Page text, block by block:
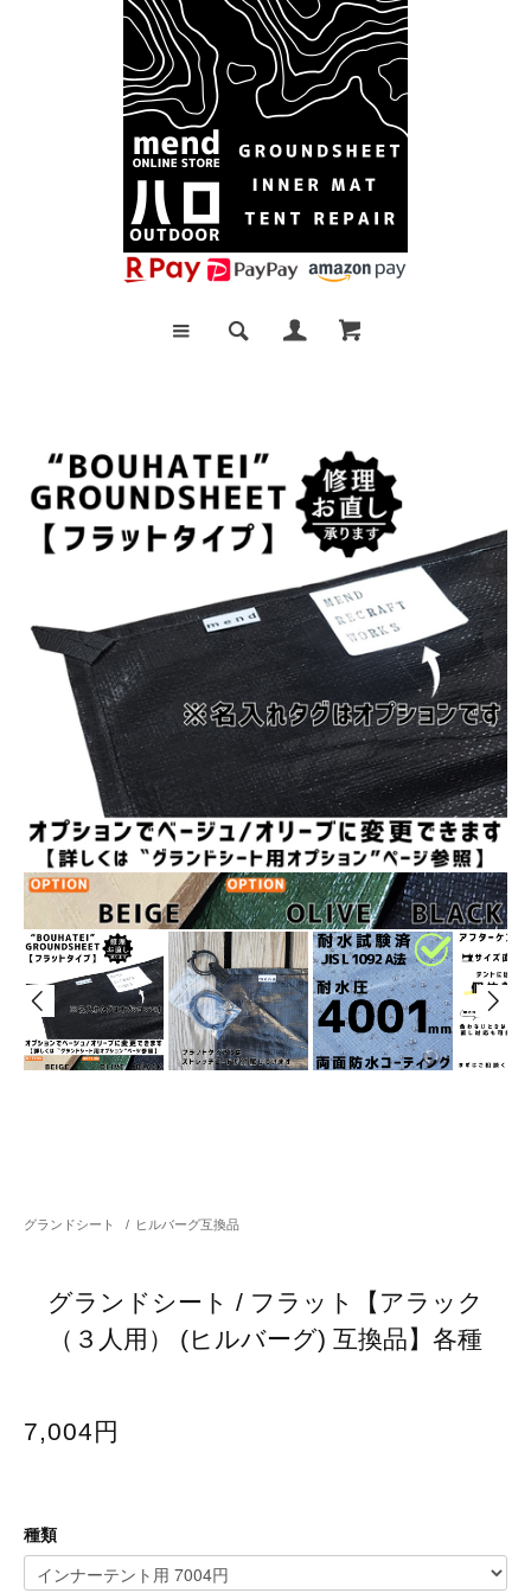
グランドシート / ヒルバーグ互換品
グランドシート / フラット【アラック
（３人用） (ヒルバーグ) 互換品】各種
7,004円
種類